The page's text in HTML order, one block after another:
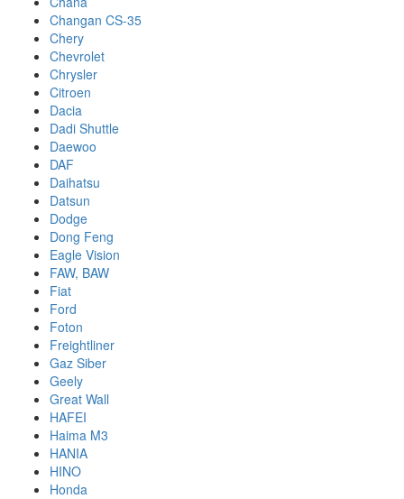
Changan CS-35
Chery
Chevrolet
Chrysler
Citroen
Dacia
Dadi Shuttle
Daewoo
DAF
Daihatsu
Datsun
Dodge
Dong Feng
Eagle Vision
FAW, BAW
Fiat
Ford
Foton
Freightliner
Gaz Siber
Geely
Great Wall
HAFEI
Haima M3
HANIA
HINO
Honda